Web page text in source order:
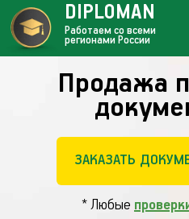
Продажа
ЗАКАЗАТЬ
* Любые
DIPLOMAN
Работаем со всеми
регионами России